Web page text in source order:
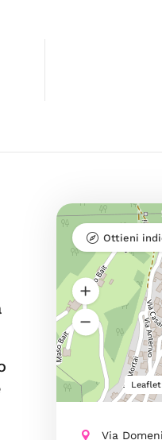
Leaflet
Ottieni
Via